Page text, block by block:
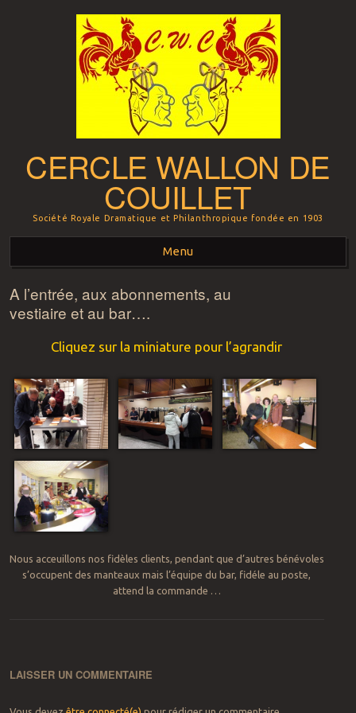
CERCLE WALLON DE
COUILLET
Société Royale Dramatique et Philanthropique fondée en 1903
Menu
Aller au contenu principal
A l’entrée, aux abonnements, au
vestiaire et au bar….
Cliquez sur la miniature pour l’agrandir
Nous acceuillons nos fidèles clients, pendant que d’autres bénévoles
s’occupent des manteaux mais l’équipe du bar, fidéle au poste,
attend la commande …
LAISSER UN COMMENTAIRE